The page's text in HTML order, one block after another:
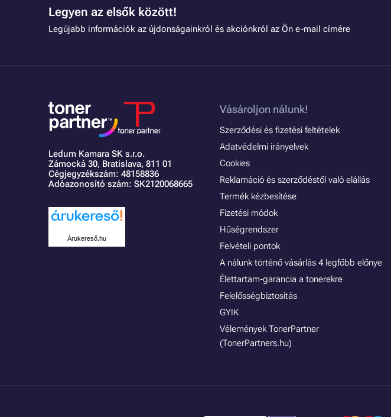
Legyen az elsők között!
Legújabb információk az újdonságainkról és akciónkról az Ön e-mail címére
Ledum Kamara SK s.r.o.
Zámocká 30, Bratislava, 811 01
Cégjegyzékszám: 48158836
Adóazonosító szám: SK2120068665
Árukereső.hu
Vásároljon nálunk!
Szerződési és fizetési feltételek
Adatvédelmi irányelvek
Cookies
Reklamáció és szerződéstől való elállás
Termék kézbesítése
Fizetési módok
Hűségrendszer
Felvételi pontok
A nálunk történő vásárlás 4 legfőbb előnye
Élettartam-garancia a tonerekre
Felelősségbiztosítás
GYIK
Vélemények TonerPartner
(TonerPartners.hu)